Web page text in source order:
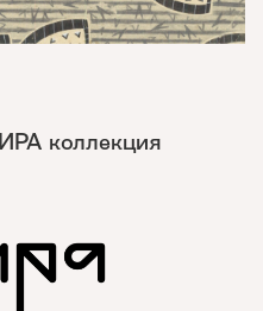
коллекция